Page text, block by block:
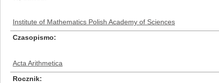
Institute of Mathematics Polish Academy of Sciences
Czasopismo
Acta Arithmetica
Rocznik